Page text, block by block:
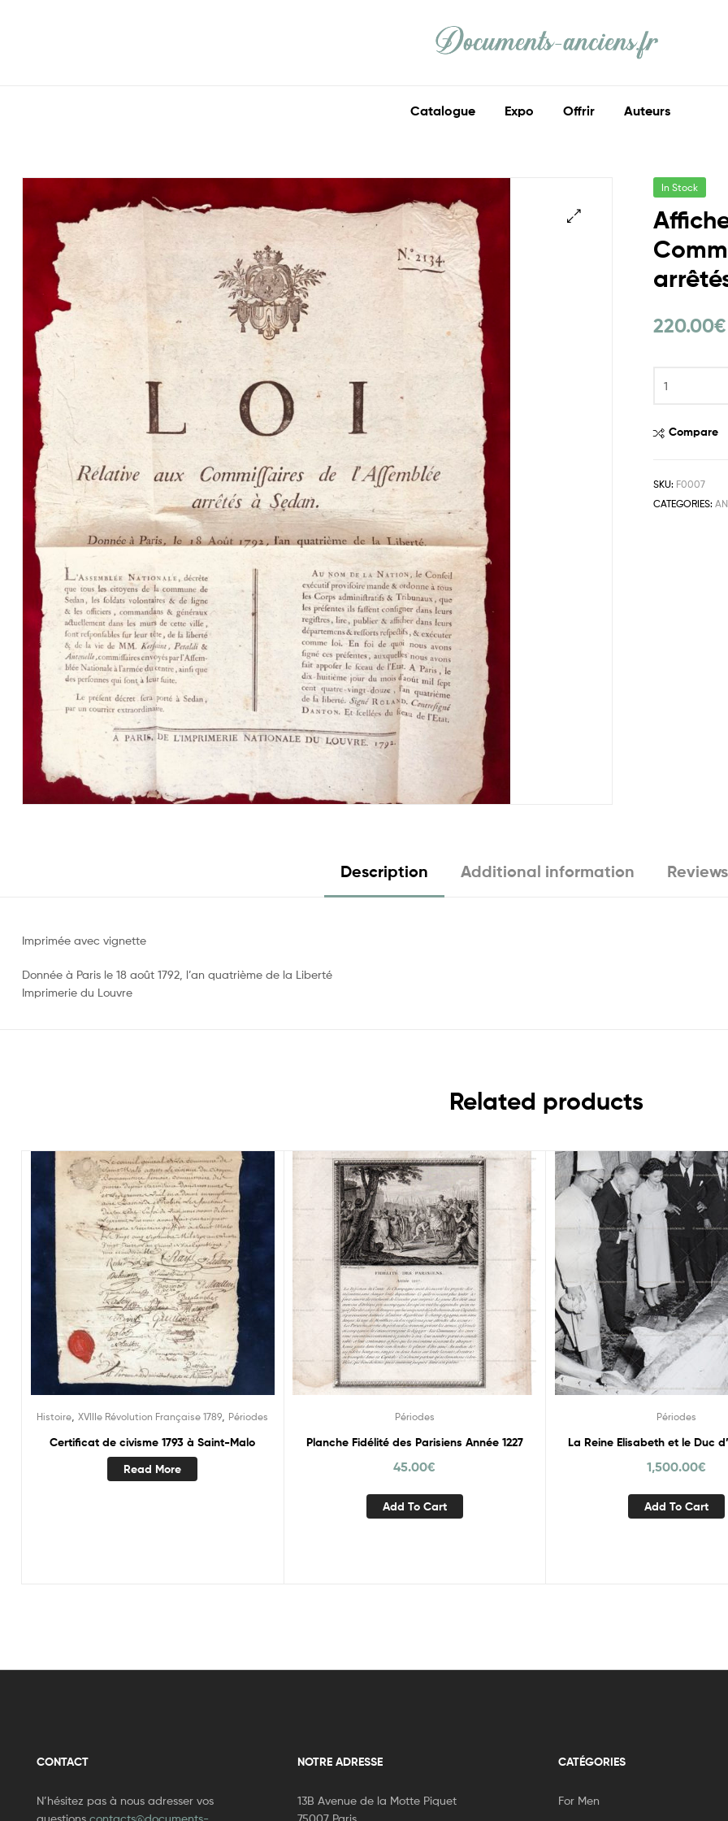
Anciens
Catalogue Expo Offrir Auteurs
In Stock
220.00€
Compare
SKU: F0007
CATEGORIES:
Description Additional information
Imprimée avec vignette
Donnée à Paris le 18 août 1792, l’an quatrième de la Liberté
Imprimerie du Louvre
Related products
Histoire ,XVIIIe Révolution Française 1789 Périodes
Certificat de civisme 1793 à Saint-Malo
Read More
Périodes
Planche Fidélité des Parisiens Année 1227
45.00€
Add To Cart
Périodes
La Reine Elisabeth et le Duc
1,500.00€
Add To Cart
CONTACT
N’hésitez pas à nous adresser vos
questions contacts@documents-
NOTRE ADRESSE
13B Avenue de la Motte Piquet
75007 Paris
CATÉGORIES
For Men